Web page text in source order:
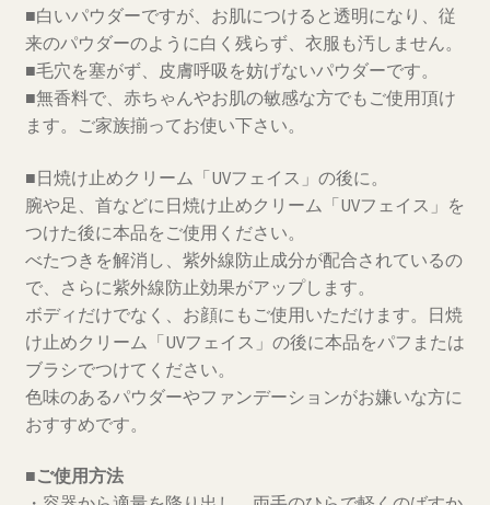
■白いパウダーですが、お肌につけると透明になり、従
来のパウダーのように白く残らず、衣服も汚しません。
■毛穴を塞がず、皮膚呼吸を妨げないパウダーです。
■無香料で、赤ちゃんやお肌の敏感な方でもご使用頂け
ます。ご家族揃ってお使い下さい。
■日焼け止めクリーム「UVフェイス」の後に。
腕や足、首などに日焼け止めクリーム「UVフェイス」を
つけた後に本品をご使用ください。
べたつきを解消し、紫外線防止成分が配合されているの
で、さらに紫外線防止効果がアップします。
ボディだけでなく、お顔にもご使用いただけます。日焼
け止めクリーム「UVフェイス」の後に本品をパフまたは
ブラシでつけてください。
色味のあるパウダーやファンデーションがお嫌いな方に
おすすめです。
■ご使用方法